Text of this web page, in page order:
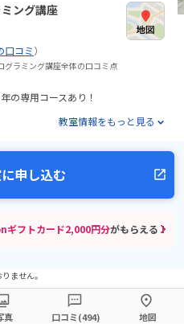
ング講座
口コミ）
ラミング講座全体の口コミ点
専用コースあり！
教室情報をもっと見る
申し込む
ギフトカード2,000円分がもらえる！
ません。
真 口コミ(494) 地図